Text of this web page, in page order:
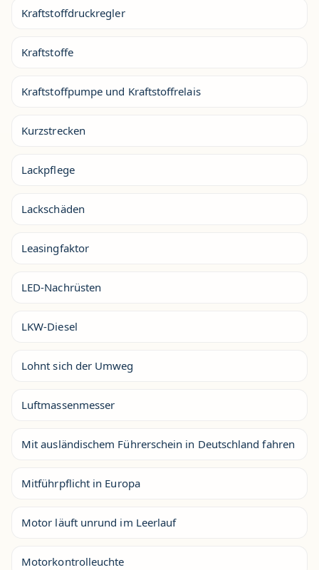
Kraftstoffdruckregler
Kraftstoffe
Kraftstoffpumpe und Kraftstoffrelais
Kurzstrecken
Lackpflege
Lackschäden
Leasingfaktor
LED-Nachrüsten
LKW-Diesel
Lohnt sich der Umweg
Luftmassenmesser
Mit ausländischem Führerschein in Deutschland fahren
Mitführpflicht in Europa
Motor läuft unrund im Leerlauf
Motorkontrolleuchte